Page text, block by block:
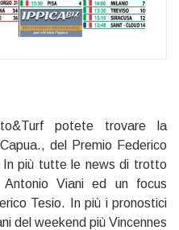
potete trovare la
del Premio Federico
In più tutte le news di trotto
Viani ed un focus
Tesio. In più i pronostici
del weekend più Vincennes